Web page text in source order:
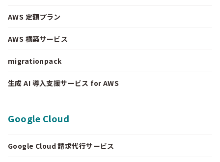
AWS 定額プラン
AWS 構築サービス
migrationpack
生成 AI 導入支援サービス for AWS
Google Cloud
Google Cloud 請求代行サービス